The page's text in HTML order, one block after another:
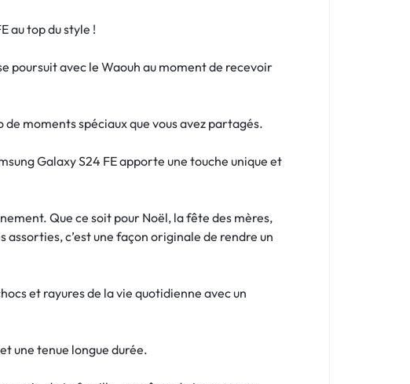
au top du style !
poursuit avec le Waouh au moment de recevoir
moments spéciaux que vous avez partagés.
Galaxy S24 FE apporte une touche unique et
Que ce soit pour Noël, la fête des mères,
c’est une façon originale de rendre un
et rayures de la vie quotidienne avec un
une tenue longue durée.